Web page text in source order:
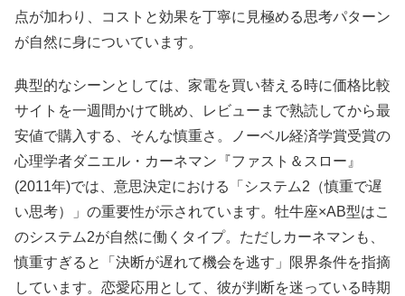
点が加わり、コストと効果を丁寧に見極める思考パターン
が自然に身についています。
典型的なシーンとしては、家電を買い替える時に価格比較
サイトを一週間かけて眺め、レビューまで熟読してから最
安値で購入する、そんな慎重さ。ノーベル経済学賞受賞の
心理学者ダニエル・カーネマン『ファスト＆スロー』
(2011年)では、意思決定における「システム2（慎重で遅
い思考）」の重要性が示されています。牡牛座×AB型はこ
のシステム2が自然に働くタイプ。ただしカーネマンも、
慎重すぎると「決断が遅れて機会を逃す」限界条件を指摘
しています。恋愛応用として、彼が判断を迷っている時期